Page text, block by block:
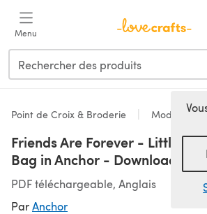
Menu
Point de Croix & Broderie Modèles
Friends Are Forever - Little
Bag in Anchor - Downloadable
PDF téléchargeable, Anglais
ParAnchor